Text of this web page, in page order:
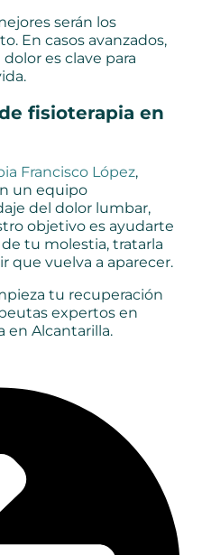
serán los
En casos avanzados,
es clave para
fisioterapia en
Francisco López,
un equipo
del dolor lumbar,
objetivo es ayudarte
tu molestia, tratarla
que vuelva a aparecer.
tu recuperación
expertos en
en Alcantarilla.